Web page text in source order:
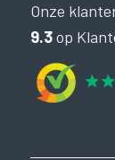
Onze
9.3op